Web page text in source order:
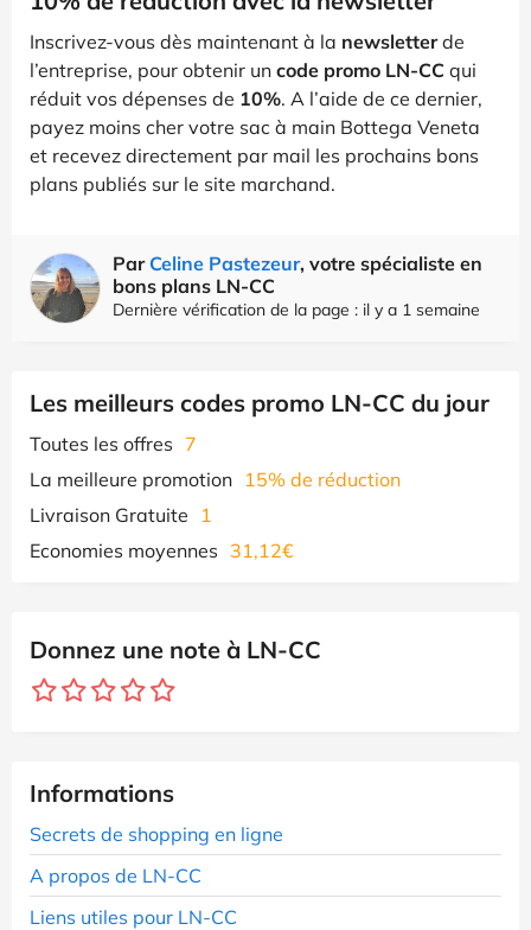
Inscrivez-vous dès maintenant à la newsletterde
l’entreprise, pour obtenir un code promo LN-CC qui
réduit vos dépenses de 10%. A l’aide de ce dernier,
payez moins cher votre sac à main Bottega Veneta
et recevez directement par mail les prochains bons
plans publiés sur le site marchand.
Par Celine Pastezeur, votre spécialiste en
bons plans LN-CC
Dernière vérification de la page : il y a 1 semaine
Les meilleurs codes promo LN-CC du jour
Toutes les offres 7
La meilleure promotion 15% de réduction
Livraison Gratuite
1
Economies moyennes 31,12€
Donnez une note à LN-CC
Informations
Secrets de shopping en ligne
A propos de LN-CC
Liens utiles pour LN-CC